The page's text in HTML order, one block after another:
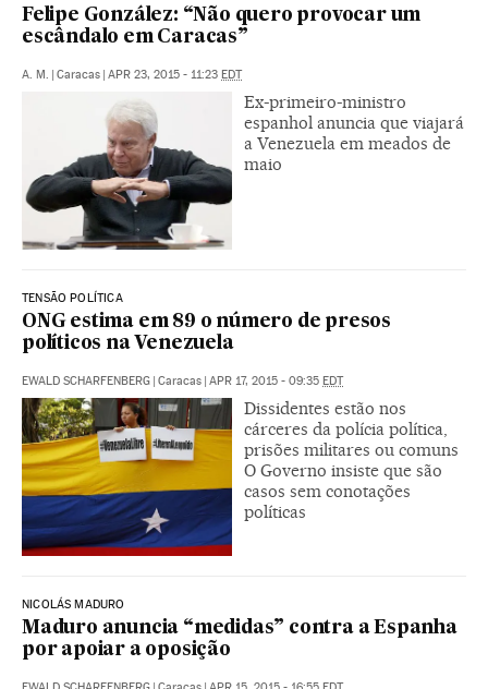
Felipe González: “Não quero provocar um
escândalo em Caracas”
A. M. | Caracas | APR 23, 2015 - 11:23 EDT
Ex-primeiro-ministro
espanhol anuncia que viajará
a Venezuela em meados de
maio
TENSÃO POLÍTICA
ONG estima em 89 o número de presos
políticos na Venezuela
EWALD SCHARFENBERG | Caracas | APR 17, 2015 - 09:35 EDT
Dissidentes estão nos
cárceres da polícia política,
prisões militares ou comuns
O Governo insiste que são
casos sem conotações
políticas
NICOLÁS MADURO
Maduro anuncia “medidas” contra a Espanha
por apoiar a oposição